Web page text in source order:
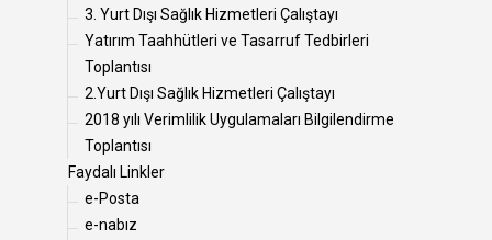
3. Yurt Dışı Sağlık Hizmetleri Çalıştayı
Yatırım Taahhütleri ve Tasarruf Tedbirleri
Toplantısı
2.Yurt Dışı Sağlık Hizmetleri Çalıştayı
2018 yılı Verimlilik Uygulamaları Bilgilendirme
Toplantısı
Faydalı Linkler
e-Posta
e-nabız